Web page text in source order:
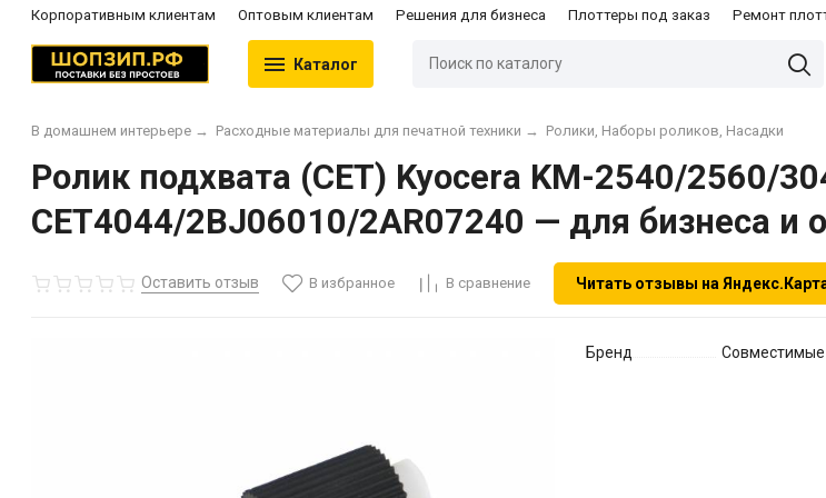
Корпоративным клиентам Оптовым клиентам Решения для бизнеса Плоттеры под заказ Ремонт
Каталог
В домашнем интерьере → Расходные материалы для печатной техники → Ролики, Наборы роликов, Насадки
Ролик подхвата (CET) Kyocera KM-2540/2560/
CET4044/2BJ06010/2AR07240 — для бизнеса и
Оставить отзыв В избранное В сравнение Читать отзывы на
Бренд Совместимые